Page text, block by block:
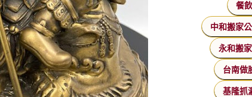
餐
中和搬家
永和搬家
台南做
基隆抓